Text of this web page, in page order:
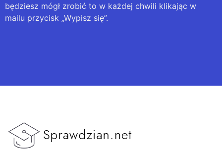
będziesz mógł zrobić to w każdej chwili klikając w
mailu przycisk „Wypisz się”.